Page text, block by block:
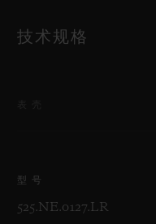
技术规格
型号
525.NE.0127.LR